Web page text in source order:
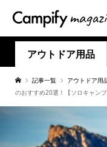
アウトドア用品
記事一覧 アウトドア用
のおすすめ20選！【ソロキャンプ